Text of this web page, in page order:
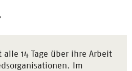
alle 14 Tage über ihre Arbeit
Im